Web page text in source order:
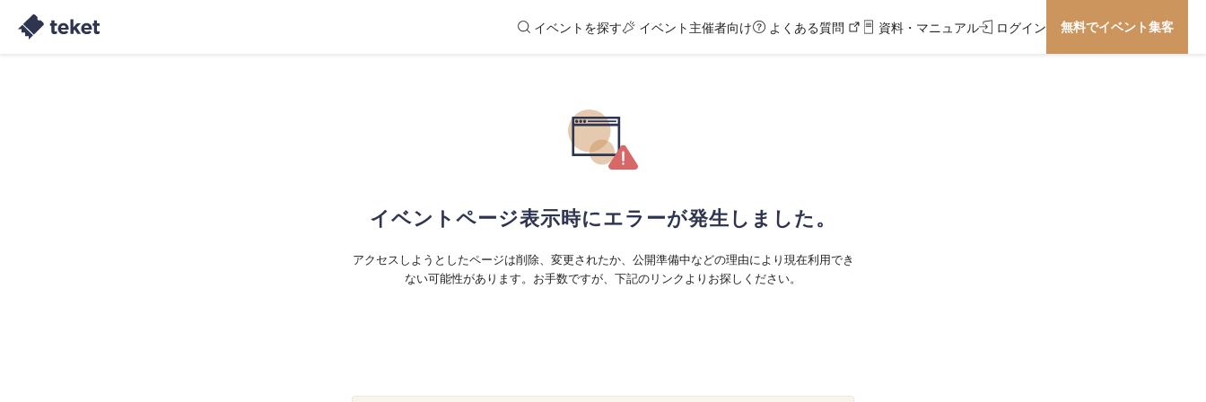
イベントを探す イベント主催者向け よくある質問 資料・マニュアル ログイン 無料でイベント集客
イベントページ表示時にエラーが発生しました。
アクセスしようとしたページは削除、変更されたか、公開準備中などの理由により現在利用でき
ない可能性があります。お手数ですが、下記のリンクよりお探しください。